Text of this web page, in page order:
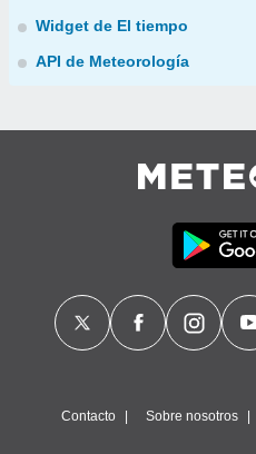
Widget de El tiempo
API de Meteorología
Contacto Sobre nosotros